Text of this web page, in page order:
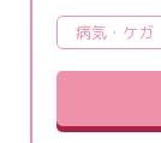
病気・ケガ